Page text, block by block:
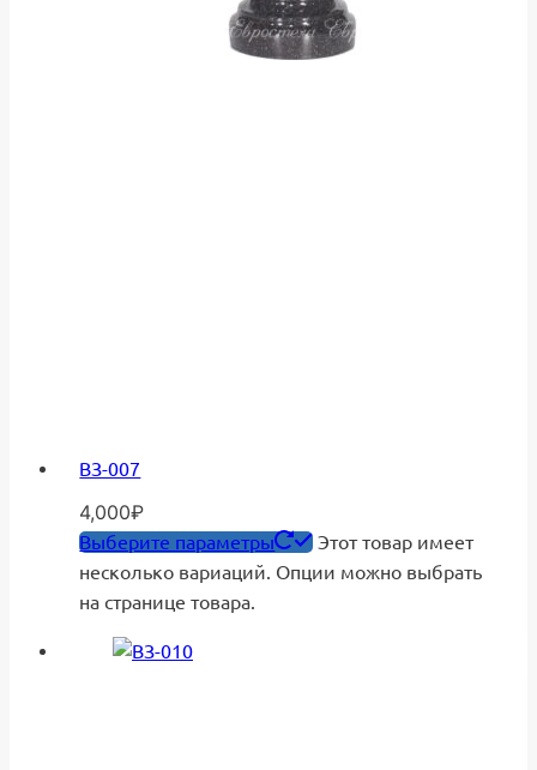
ВЗ-007
4,000₽
Выберите параметры
Этот товар имеет
несколько вариаций. Опции можно выбрать
на странице товара.